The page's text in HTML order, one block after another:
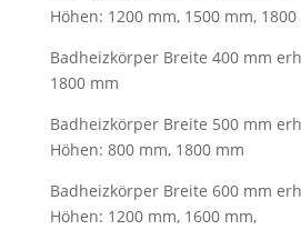
Höhen: 1200 mm, 1500 mm,
Badheizkörper Breite 400 mm
1800 mm
Badheizkörper Breite 500 mm
Höhen: 800 mm, 1800 mm
Badheizkörper Breite 600 mm
Höhen: 1200 mm, 1600 mm,